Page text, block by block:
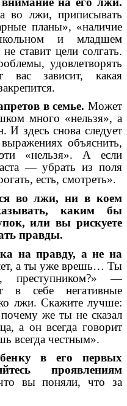
во лжи, приписывать
планы», «наличие
и младшем
ставит цели солгать.
удовлетворять
вас зависит, какая
в семье. Может
много «нельзя», а
И здесь снова следует
объяснить,
«нельзя». А если
— убрать из поля
есть, смотреть».
во лжи, ни в коем
каким бы
или вы рискуете
правды.
на правду, а не на
а ты уже врешь… Ты
преступником?» —
в себе негативные
лжи. Скажите лучше:
же ты не сказал
а он всегда говорит
всегда честным».
в его первых
проявлениям
вы поняли, что за